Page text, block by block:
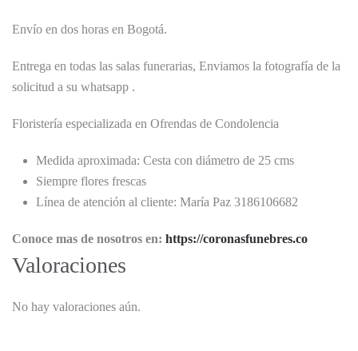
Envío en dos horas en Bogotá.
Entrega en todas las salas funerarias, Enviamos la fotografía de la
solicitud a su whatsapp .
Floristería especializada en Ofrendas de Condolencia
Medida aproximada: Cesta con diámetro de 25 cms
Siempre flores frescas
Línea de atención al cliente: María Paz 3186106682
Conoce mas de nosotros en: https://coronasfunebres.co
Valoraciones
No hay valoraciones aún.